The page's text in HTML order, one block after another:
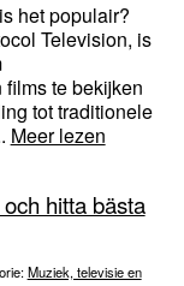
het populair?
Television, is
te bekijken
tot traditionele
Meer lezen
hitta bästa
Muziek, televisie en